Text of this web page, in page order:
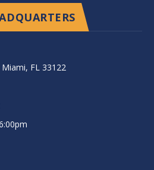
FL 33122